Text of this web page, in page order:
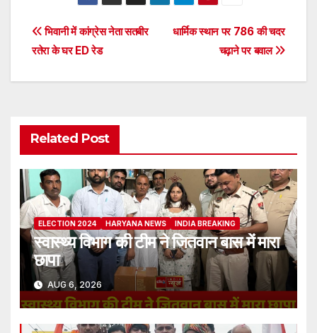
Post
navigation
धार्मिक स्थान पर 786 की चदर
चढ़ाने पर बवाल
भिवानी में कांग्रेस नेता सतबीर
रतेरा के घर ED रेड
Related Post
ELECTION 2024 HARYANA NEWS INDIA BREAKING
स्वास्थ्य विभाग की टीम ने जितवान बास में मारा
छापा
AUG 6, 2026